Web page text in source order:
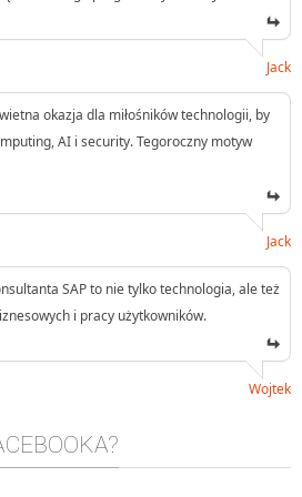
Jack
okazja dla miłośników technologii, by
AI i security. Tegoroczny motyw
Jack
SAP to nie tylko technologia, ale też
i pracy użytkowników.
Wojtek